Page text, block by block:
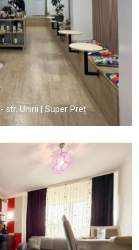
str. Unirii | Super Preț